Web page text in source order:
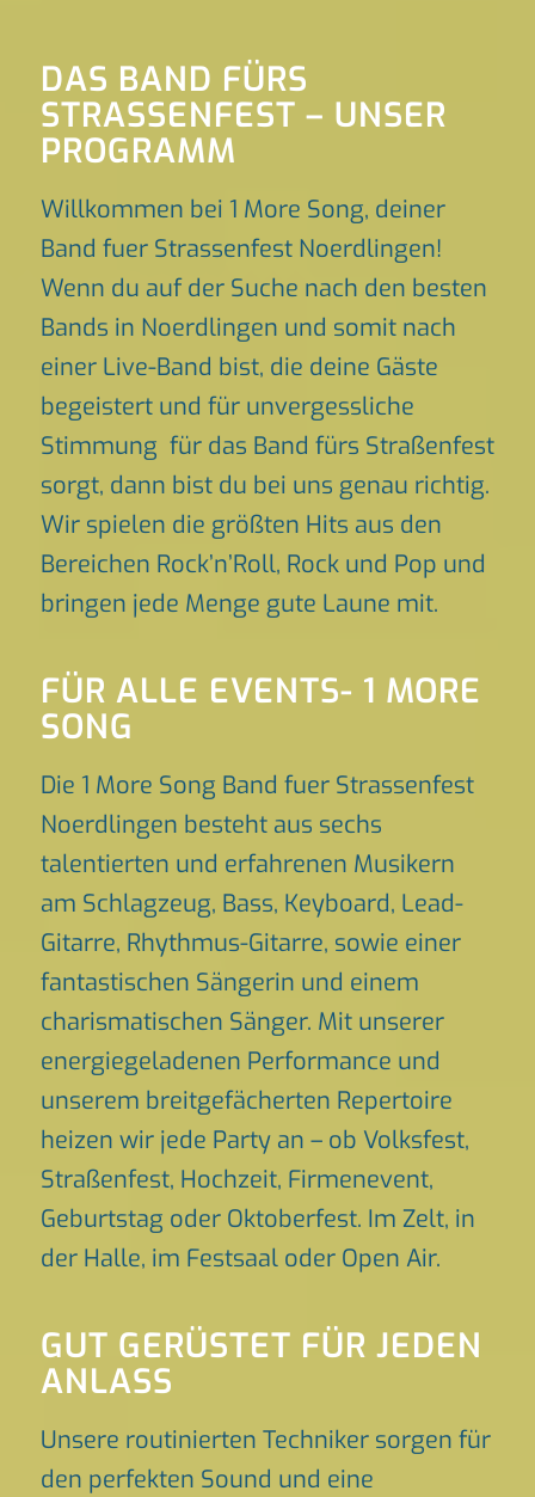
DAS BAND FÜRS
STRASSENFEST – UNSER P
ROGRAMM
Willkommen bei 1 More Song, deiner
Band fuer Strassenfest Noerdlingen!
Wenn du auf der Suche nach den besten
Bands in Noerdlingen und somit nach
einer Live-Band bist, die deine Gäste
begeistert und für unvergessliche
Stimmung für das Band fürs Straßenfest
sorgt, dann bist du bei uns genau richtig.
Wir spielen die größten Hits aus den
Bereichen Rock’n’Roll, Rock und Pop und
bringen jede Menge gute Laune mit.
FÜR ALLE EVENTS- 1 MORE
SONG
Die 1 More Song Band fuer Strassenfest
Noerdlingen besteht aus sechs
talentierten und erfahrenen Musikern
am Schlagzeug, Bass, Keyboard, Lead-
Gitarre, Rhythmus-Gitarre, sowie einer
fantastischen Sängerin und einem
charismatischen Sänger. Mit unserer
energiegeladenen Performance und
unserem breitgefächerten Repertoire
heizen wir jede Party an – ob Volksfest,
Straßenfest, Hochzeit, Firmenevent,
Geburtstag oder Oktoberfest. Im Zelt, in
der Halle, im Festsaal oder Open Air.
GUT GERÜSTET FÜR JEDEN
ANLASS
Unsere routinierten Techniker sorgen für
den perfekten Sound und eine